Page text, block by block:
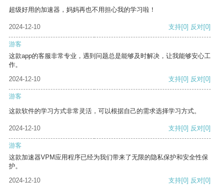
超级好用的加速器，妈妈再也不用担心我的学习啦！
2024-12-10 支持[0] 反对[0]
游客
这款app的客服非常专业，遇到问题总是能够及时解决，让我能够安心工
作。
2024-12-10
支持[0] 反对[0]
游客
这款软件的学习方式非常灵活，可以根据自己的需求选择学习方式。
2024-12-10 支持[0] 反对[0]
游客
这款加速器VPM应用程序已经为我们带来了无限的隐私保护和安全性保
护。
2024-12-10
支持[0] 反对[0]